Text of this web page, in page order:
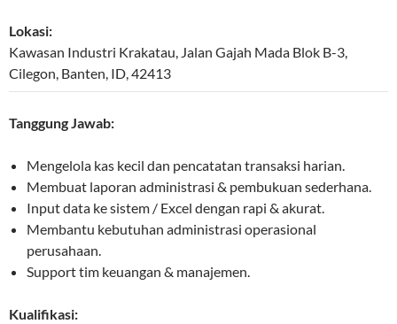
Lokasi:
Kawasan Industri Krakatau, Jalan Gajah Mada Blok B-3,
Cilegon, Banten, ID,42413
Tanggung Jawab:
Mengelola kas kecil dan pencatatan transaksi harian.
Membuat laporan administrasi & pembukuan sederhana.
Input data ke sistem / Excel dengan rapi & akurat.
Membantu kebutuhan administrasi operasional
perusahaan.
Support tim keuangan & manajemen.
Kualifikasi: